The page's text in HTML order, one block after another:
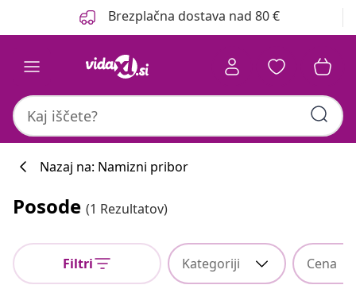
Brezplačna dostava nad 80 €
Nazaj na: Namizni pribor
Posode (1 Rezultatov)
Filtri Kategoriji Cena